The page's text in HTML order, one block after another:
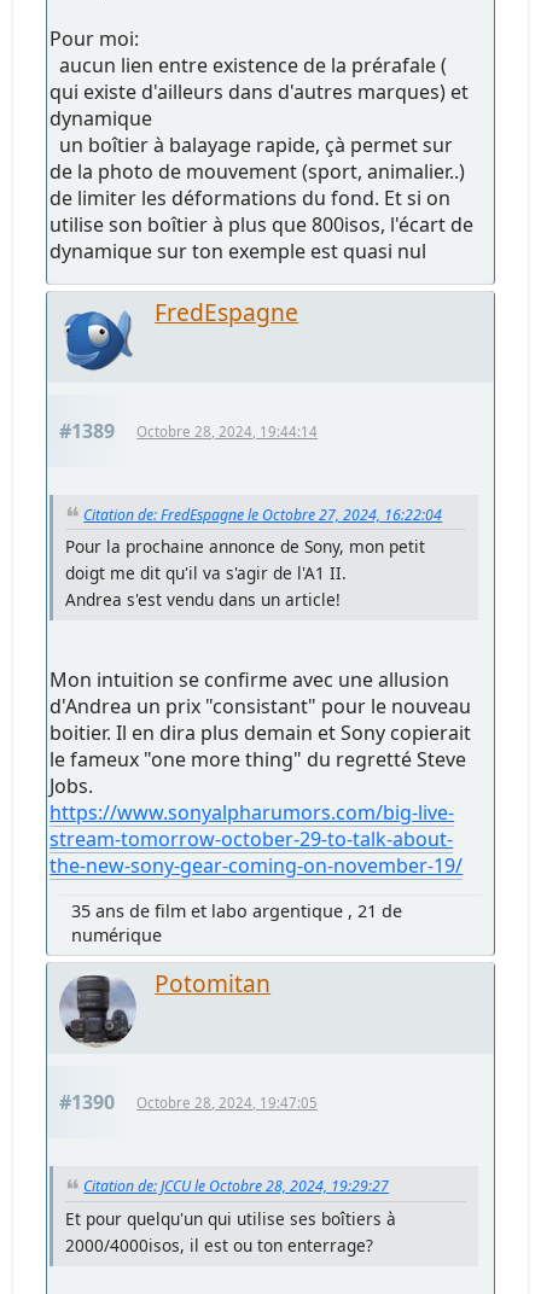
Pour moi:
aucun lien entre existence de la prérafale (
qui existe d'ailleurs dans d'autres marques) et
dynamique
un boîtier à balayage rapide, çà permet sur
de la photo de mouvement (sport, animalier..)
de limiter les déformations du fond. Et si on
utilise son boîtier à plus que 800isos, l'écart de
dynamique sur ton exemple est quasi nul
FredEspagne
#1389 Octobre 28, 2024, 19:44:14
Citation de: FredEspagne le Octobre 27, 2024, 16:22:04
Pour la prochaine annonce de Sony, mon petit
doigt me dit qu'il va s'agir de l'A1 II.
Andrea s'est vendu dans un article!
Mon intuition se confirme avec une allusion
d'Andrea un prix "consistant" pour le nouveau
boitier. Il en dira plus demain et Sony copierait
le fameux "one more thing" du regretté Steve
Jobs.
https://www.sonyalpharumors.com/big-live-
stream-tomorrow-october-29-to-talk-about-
the-new-sony-gear-coming-on-november-19/
35 ans de film et labo argentique , 21 de
numérique
Potomitan
#1390 Octobre 28, 2024, 19:47:05
Citation de: JCCU le Octobre 28, 2024, 19:29:27
Et pour quelqu'un qui utilise ses boîtiers à
2000/4000isos, il est ou ton enterrage?